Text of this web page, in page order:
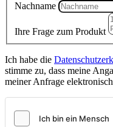
Nachname
Ihre Frage zum Produkt
Ich habe die
stimme zu, dass meine
meiner Anfrage